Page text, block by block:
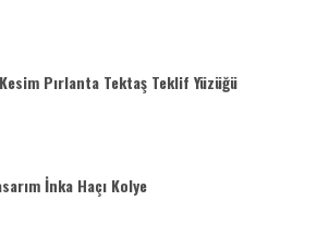
Pırlanta Tektaş Teklif Yüzüğü
İnka Haçı Kolye